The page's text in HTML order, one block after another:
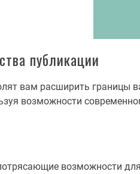
публикации
вам расширить границы
возможности
возможности